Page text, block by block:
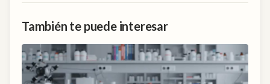
También te puede interesar